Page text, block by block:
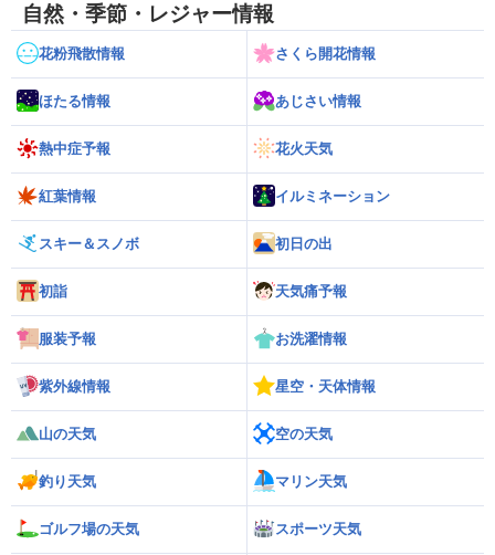
自然・季節・レジャー情報
花粉飛散情報 さくら開花情報
ほたる情報 あじさい情報
熱中症予報 花火天気
紅葉情報 イルミネーション
スキー＆スノボ 初日の出
初詣 天気痛予報
服装予報 お洗濯情報
紫外線情報 星空・天体情報
山の天気 空の天気
釣り天気 マリン天気
ゴルフ場の天気 スポーツ天気